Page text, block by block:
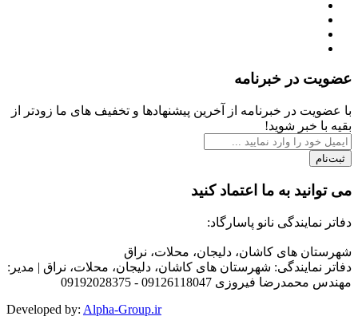
عضویت در خبرنامه
با عضویت در خبرنامه از آخرین پیشنهادها و تخفیف های ما زودتر از
بقیه با خبر شوید!
ثبت‌نام
می توانید به ما اعتماد کنید
دفاتر نمایندگی نانو پاسارگاد:
شهرستان های کاشان، دلیجان، محلات، نراق
دفاتر نمایندگی: شهرستان های کاشان، دلیجان، محلات، نراق | مدیر:
مهندس محمدرضا فیروزی 09126118047 - 09192028375
Developed by: Alpha-Group.ir